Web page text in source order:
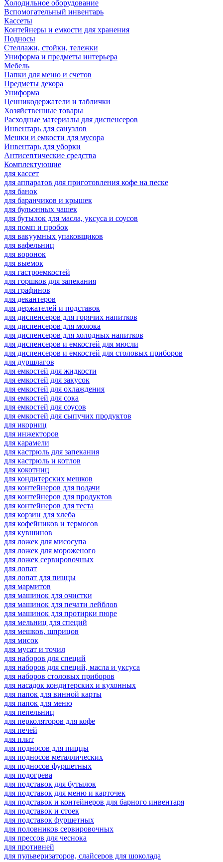
Холодильное оборудование
Вспомогательный инвентарь
Кассеты
Контейнеры и емкости для хранения
Подносы
Стеллажи, стойки, тележки
Униформа и предметы интерьера
Мебель
Папки для меню и счетов
Предметы декора
Униформа
Ценникодержатели и таблички
Хозяйственные товары
Расходные материалы для диспенсеров
Инвентарь для санузлов
Мешки и емкости для мусора
Инвентарь для уборки
Антисептические средства
Комплектующие
для кассет
для аппаратов для приготовления кофе на песке
для банок
для баранчиков и крышек
для бульонных чашек
для бутылок для масла, уксуса и соусов
для помп и пробок
для вакуумных упаковщиков
для вафельниц
для воронок
для выемок
для гастроемкостей
для горшков для запекания
для графинов
для декантеров
для держателей и подставок
для диспенсеров для горячих напитков
для диспенсеров для молока
для диспенсеров для холодных напитков
для диспенсеров и емкостей для мюсли
для диспенсеров и емкостей для столовых приборов
для дуршлагов
для емкостей для жидкости
для емкостей для закусок
для емкостей для охлаждения
для емкостей для сока
для емкостей для соусов
для емкостей для сыпучих продуктов
для икорниц
для инжекторов
для карамели
для кастрюль для запекания
для кастрюль и котлов
для кокотниц
для кондитерских мешков
для контейнеров для подачи
для контейнеров для продуктов
для контейнеров для теста
для корзин для хлеба
для кофейников и термосов
для кувшинов
для ложек для мисосупа
для ложек для мороженого
для ложек сервировочных
для лопат
для лопат для пиццы
для мармитов
для машинок для очистки
для машинок для печати лейблов
для машинок для протирки пюре
для мельниц для специй
для мешков, шприцов
для мисок
для мусат и точил
для наборов для специй
для наборов для специй, масла и уксуса
для наборов столовых приборов
для насадок кондитерских и кухонных
для папок для винной карты
для папок для меню
для пепельниц
для перколяторов для кофе
для печей
для плит
для подносов для пиццы
для подносов металлических
для подносов фуршетных
для подогрева
для подставок для бутылок
для подставок для меню и карточек
для подставок и контейнеров для барного инвентаря
для подставок и стоек
для подставок фуршетных
для половников сервировочных
для прессов для чеснока
для противней
для пульверизаторов, слайсеров для шоколада